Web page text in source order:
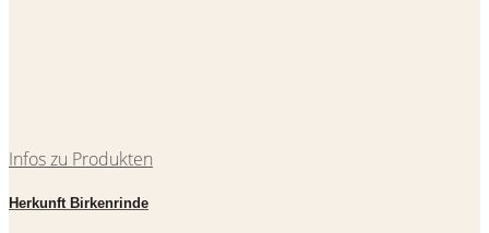
Infos zu Produkten
Herkunft Birkenrinde